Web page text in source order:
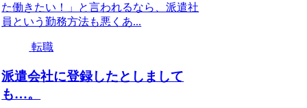
た働きたい！」と言われるなら、派遣社
員という勤務方法も悪くあ...
転職
派遣会社に登録したとしまして
も…。